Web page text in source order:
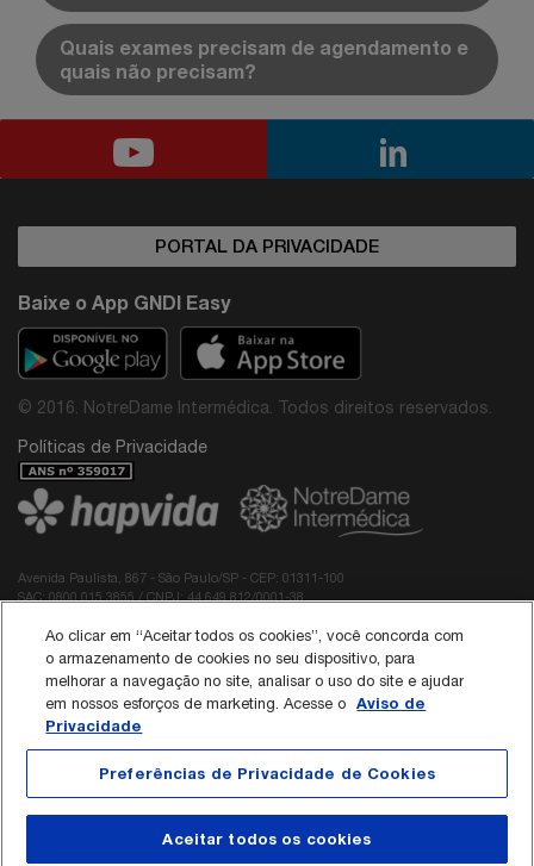
Quais exames precisam de agendamento e
quais não precisam?
PORTAL DA PRIVACIDADE
Baixe o App GNDI Easy
© 2016. NotreDame Intermédica. Todos direitos reservados.
Políticas de Privacidade
Avenida Paulista, 867 - São Paulo/SP - CEP: 01311-100
SAC: 0800 015 3855 / CNPJ: 44.649.812/0001-38
CRM: 40.137
Responsável Técnico da Interodonto:
Dr Roberto Edilson Meireles Passos Neto - CRO/CE 3789
Dra Paloma Stephania Guilhermina Prado de Sá - CRO/SP 165345
Política de Cookies
Ao clicar em “Aceitar todos os cookies”, você concorda com
o armazenamento de cookies no seu dispositivo, para
melhorar a navegação no site, analisar o uso do site e ajudar
em nossos esforços de marketing. Acesse o
Aviso de
Privacidade
Preferências de Privacidade de Cookies
Aceitar todos os cookies